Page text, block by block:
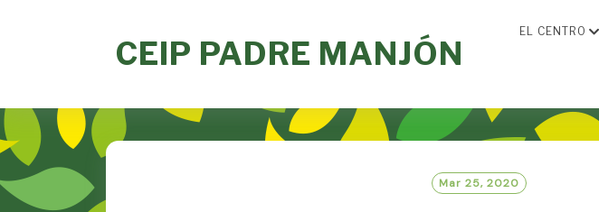
CEIP PADRE MANJÓN
EL CENTRO
Mar 25, 2020